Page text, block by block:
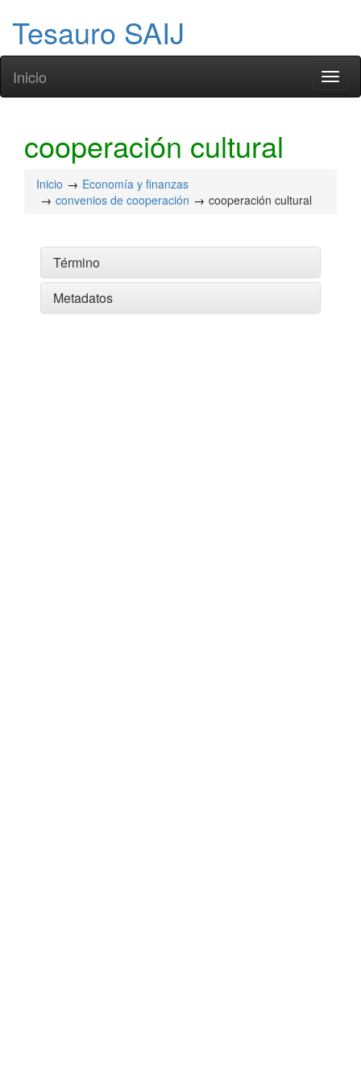
Tesauro SAIJ
Inicio
cooperación cultural
Inicio
Economía y finanzas
convenios de cooperación
cooperación cultural
Término
Metadatos